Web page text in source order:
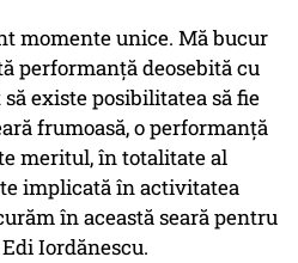
momente unice. Mă bucur
performanță deosebită cu
existe posibilitatea să fie
frumoasă, o performanță
meritul, în totalitate al
implicată în activitatea
în această seară pentru
Iordănescu.